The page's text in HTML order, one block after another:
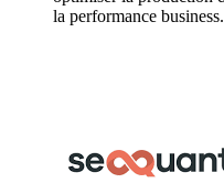
la performance business.